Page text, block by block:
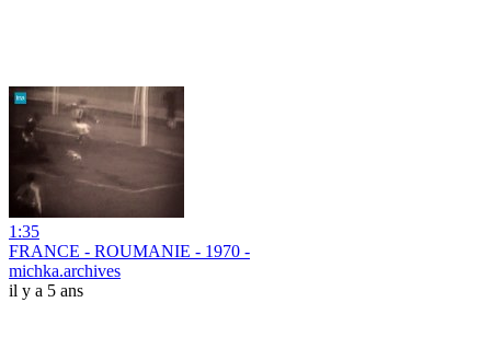
1:35
FRANCE - ROUMANIE - 1970 -
michka.archives
il y a 5 ans